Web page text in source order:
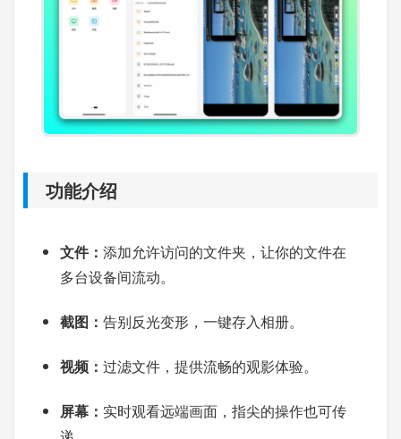
功能介绍
文件： 添加允许访问的文件夹，让你的文件在
多台设备间流动。
截图： 告别反光变形，一键存入相册。
视频： 过滤文件，提供流畅的观影体验。
屏幕： 实时观看远端画面，指尖的操作也可传